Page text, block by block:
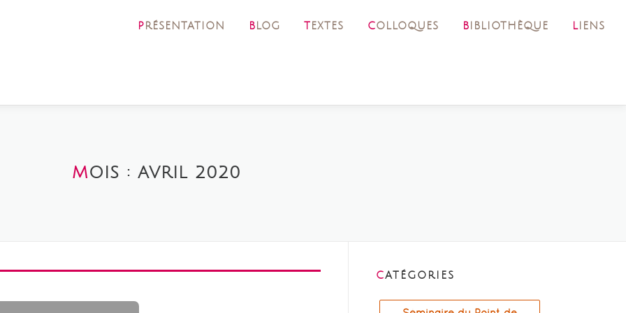
PRÉSENTATION BLOG TEXTES COLLOQUES BIBLIOTHÈQUE LIENS
MOIS : AVRIL 2020
CATÉGORIES